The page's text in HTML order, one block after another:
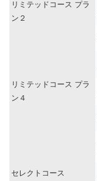
リミテッドコース プラ
ン２
リミテッドコース プラ
ン４
セレクトコース